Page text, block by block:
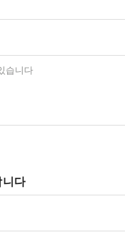
습니다
니다